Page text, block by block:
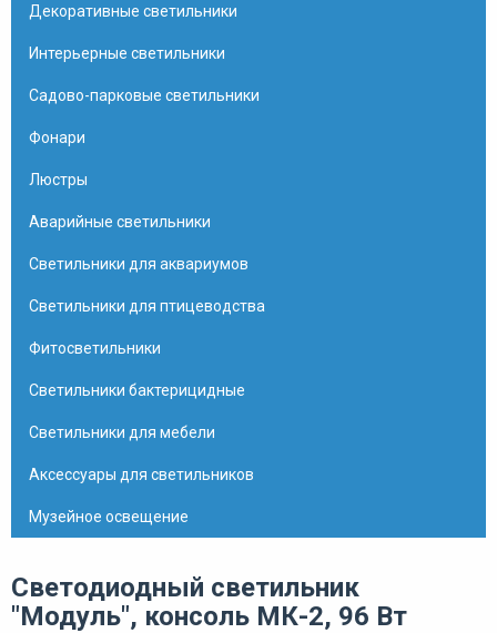
Декоративные светильники
Интерьерные светильники
Садово-парковые светильники
Фонари
Люстры
Аварийные светильники
Светильники для аквариумов
Светильники для птицеводства
Фитосветильники
Светильники бактерицидные
Светильники для мебели
Аксессуары для светильников
Музейное освещение
Светодиодный светильник
"Модуль", консоль МК-2, 96 Вт